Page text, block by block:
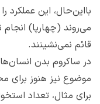
بااین‌حال، این عملکرد
می‌روند (چهارپا)
قائم نمی‌نشینند.
در ساکروم بدن
موضوع نیز هنوز
برای مثال، تعداد